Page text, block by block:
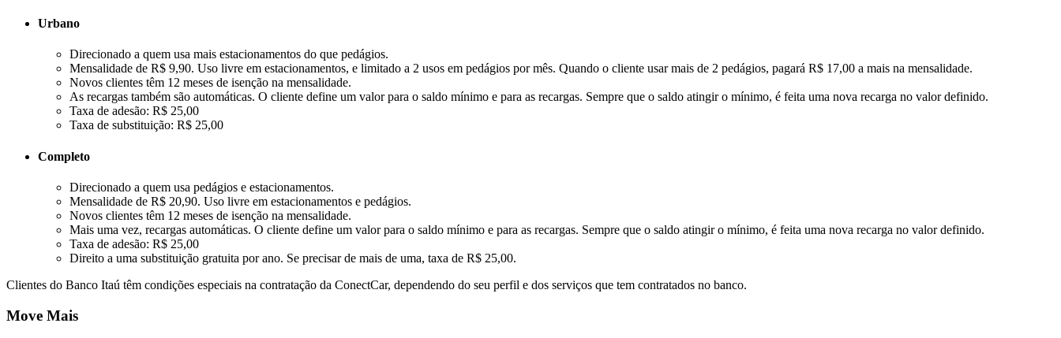
Urbano
Direcionado a quem usa mais estacionamentos do que pedágios.
Mensalidade de R$ 9,90. Uso livre em estacionamentos, e limitado a 2 usos em pedágios por mês. Quando o cliente usar mais de 2 pedágios, pagará R$ 17,00 a mais na mensalidade.
Novos clientes têm 12 meses de isenção na mensalidade.
As recargas também são automáticas. O cliente define um valor para o saldo mínimo e para as recargas. Sempre que o saldo atingir o mínimo, é feita uma nova recarga no valor definido.
Taxa de adesão: R$ 25,00
Taxa de substituição: R$ 25,00
Completo
Direcionado a quem usa pedágios e estacionamentos.
Mensalidade de R$ 20,90. Uso livre em estacionamentos e pedágios.
Novos clientes têm 12 meses de isenção na mensalidade.
Mais uma vez, recargas automáticas. O cliente define um valor para o saldo mínimo e para as recargas. Sempre que o saldo atingir o mínimo, é feita uma nova recarga no valor definido.
Taxa de adesão: R$ 25,00
Direito a uma substituição gratuita por ano. Se precisar de mais de uma, taxa de R$ 25,00.
Clientes do Banco Itaú têm condições especiais na contratação da ConectCar, dependendo do seu perfil e dos serviços que tem contratados no banco.
Move Mais